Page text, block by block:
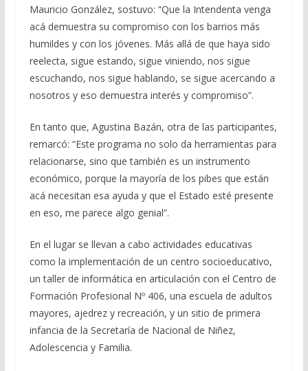
Mauricio González, sostuvo: “Que la Intendenta venga
acá demuestra su compromiso con los barrios más
humildes y con los jóvenes. Más allá de que haya sido
reelecta, sigue estando, sigue viniendo, nos sigue
escuchando, nos sigue hablando, se sigue acercando a
nosotros y eso demuestra interés y compromiso”.
En tanto que, Agustina Bazán, otra de las participantes,
remarcó: “Este programa no solo da herramientas para
relacionarse, sino que también es un instrumento
económico, porque la mayoría de los pibes que están
acá necesitan esa ayuda y que el Estado esté presente
en eso, me parece algo genial”.
En el lugar se llevan a cabo actividades educativas
como la implementación de un centro socioeducativo,
un taller de informática en articulación con el Centro de
Formación Profesional Nº 406, una escuela de adultos
mayores, ajedrez y recreación, y un sitio de primera
infancia de la Secretaría de Nacional de Niñez,
Adolescencia y Familia.